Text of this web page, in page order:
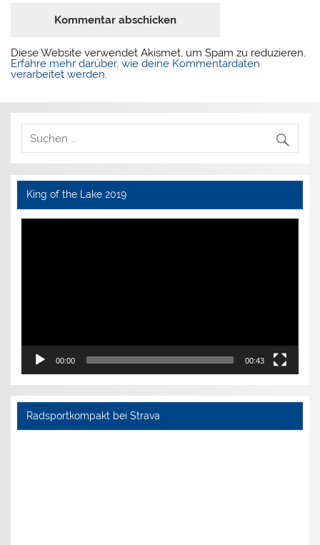
Diese Website verwendet Akismet, um Spam zu reduzieren.
Erfahre mehr darüber, wie deine Kommentardaten
verarbeitet werden.
King of the Lake 2019
Video-
00:00 00:43
Radsportkompakt bei Strava